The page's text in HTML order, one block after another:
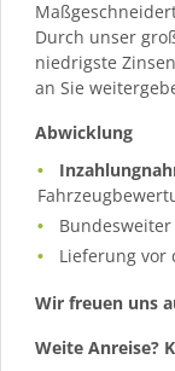
Durch unser
niedrigste
an Sie
Abwicklung
Lieferung vor
Wir freuen uns
Weite Anreise?